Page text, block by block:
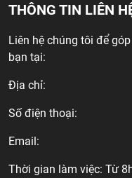
THÔNG TIN LIÊN
Liên hệ chúng tôi để
bạn tại:
Địa chỉ:
Số điện thoại:
Email:
Thời gian làm việc: Từ